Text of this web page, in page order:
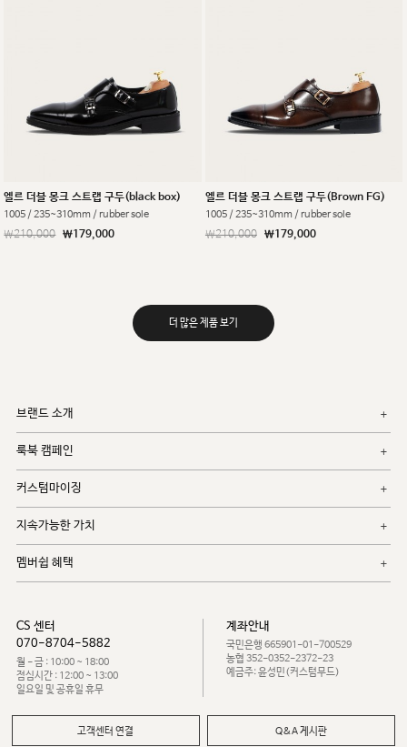
엘르 더블 몽크 스트랩 구두(black box)
1005 / 235~310mm / rubber sole
￦210,000 ￦179,000
엘르 더블 몽크 스트랩 구두(Brown FG)
1005 / 235~310mm / rubber sole
￦210,000 ￦179,000
더 많은 제품 보기
브랜드 소개
룩북 캠페인
커스텀마이징
지속가능한 가치
멤버쉽 혜택
CS 센터
070-8704-5882
월 - 금 : 10:00 ~ 18:00
점심시간 : 12:00 ~ 13:00
일요일 및 공휴일 휴무
계좌안내
국민은행 665901-01-700529
농협 352-0352-2372-23
예금주: 윤성민(커스텀무드)
고객센터 연결 Q&A 게시판